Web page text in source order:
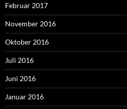
Februar 2017
November 2016
Oktober 2016
Juli 2016
Juni 2016
Januar 2016